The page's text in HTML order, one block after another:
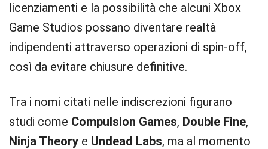
licenziamenti e la possibilità che alcuni Xbox
Game Studios possano diventare realtà
indipendenti attraverso operazioni di spin-off,
così da evitare chiusure definitive.
Tra i nomi citati nelle indiscrezioni figurano
studi come Compulsion Games, Double Fine,
Ninja Theory e Undead Labs, ma al momento